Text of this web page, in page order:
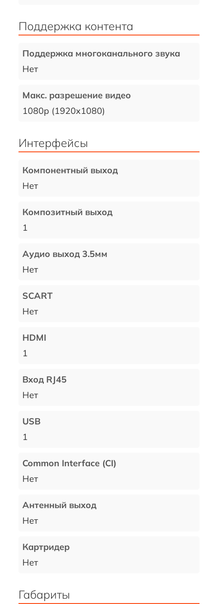
Поддержка контента
Поддержка многоканального звука
Нет
Макс. разрешение видео
1080p (1920x1080)
Интерфейсы
Компонентный выход
Нет
Композитный выход
1
Аудио выход 3.5мм
Нет
SCART
Нет
HDMI
1
Вход RJ45
Нет
USB
1
Common Interface (CI)
Нет
Антенный выход
Нет
Картридер
Нет
Габариты